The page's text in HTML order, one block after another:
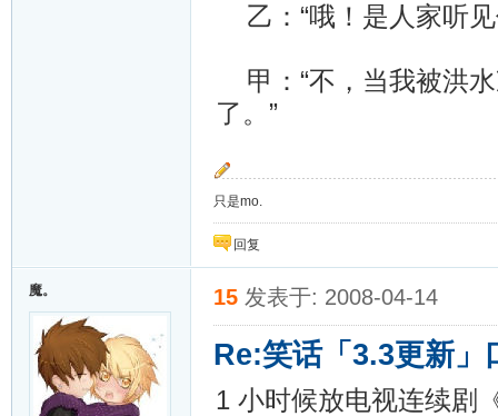
乙：“哦！是人家听
甲：“不，当我被洪
了。”
只是mo.
回复
魔。 15 发表于: 2008-04-14
Re:笑话「3.3更新」
1 小时候放电视连续剧